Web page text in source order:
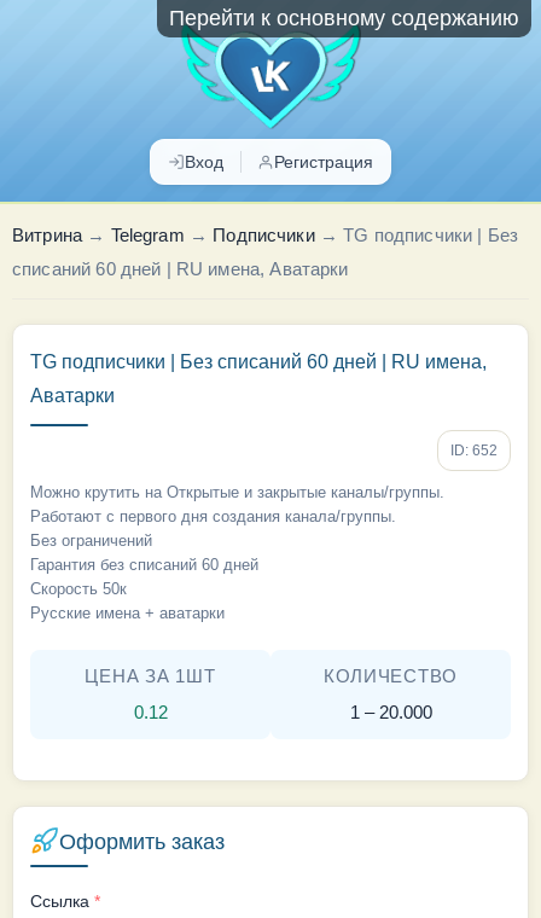
Перейти к основному содержанию
Вход Регистрация
Витрина→ Telegram → Подписчики→TG подписчики | Без
списаний 60 дней | RU имена, Аватарки
TG подписчики | Без списаний 60 дней | RU имена,
Аватарки
ID: 652
Можно крутить на Открытые и закрытые каналы/группы.
Работают с первого дня создания канала/группы.
Без ограничений
Гарантия без списаний 60 дней
Скорость 50к
Русские имена + аватарки
ЦЕНА ЗА 1ШТ
0.12
КОЛИЧЕСТВО
1 – 20.000
Оформить заказ
Ссылка *